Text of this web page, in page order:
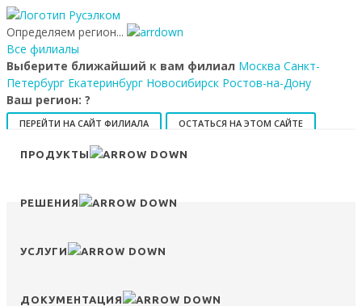
Определяем регион...
Все филиалы
Выберите ближайший к вам филиал Москва Санкт-
Петербург Екатеринбург Новосибирск Ростов-на-Дону
Ваш регион: ?
ПЕРЕЙТИ НА САЙТ ФИЛИАЛА ОСТАТЬСЯ НА ЭТОМ САЙТЕ
Сравнение
ПРОДУКТЫ
РЕШЕНИЯ
УСЛУГИ
ДОКУМЕНТАЦИЯ